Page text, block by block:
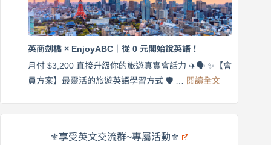
$3,200，
出
國
在
｜
英
商
×
受
英商劍橋 × EnjoyABC｜從 0 元開始說英語！
月付 $3,200 直接升級你的旅遊真實會話力 ✈️🗣️ ✨【會
員方案】最靈活的旅遊英語學習方式 🛡️ … 閱讀全文:
商
劍
⚜️享受英文交流群~專屬活動⚜️